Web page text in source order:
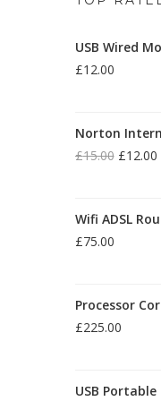
USB Wired
£12.00
Norton
£15.00
était :
£15.00.
£12.00
est :
£12.00.
Wifi ADSL
£75.00
Processor
£225.00
USB